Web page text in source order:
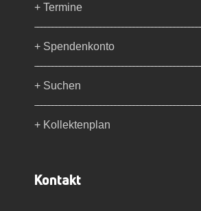
+ Termine
+ Spendenkonto
+ Suchen
+ Kollektenplan
Kontakt